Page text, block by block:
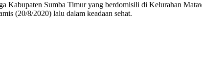
Kabupaten Sumba Timur yang berdomisili di Kelurahan
(20/8/2020) lalu dalam keadaan sehat.